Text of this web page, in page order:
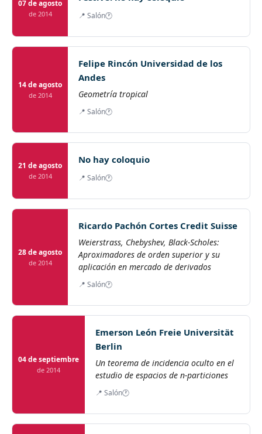
07 de agosto
de 2014 📍 Salón🕐
14 de agosto
de 2014
Felipe Rincón Universidad de los
Andes
Geometría tropical
📍 Salón🕐
21 de agosto
de 2014
No hay coloquio
📍 Salón🕐
28 de agosto
de 2014
Ricardo Pachón Cortes Credit Suisse
Weierstrass, Chebyshev, Black-Scholes:
Aproximadores de orden superior y su
aplicación en mercado de derivados
📍 Salón🕐
04 de septiembre
de 2014
Emerson León Freie Universität
Berlin
Un teorema de incidencia oculto en el
estudio de espacios de n-particiones
📍 Salón🕐